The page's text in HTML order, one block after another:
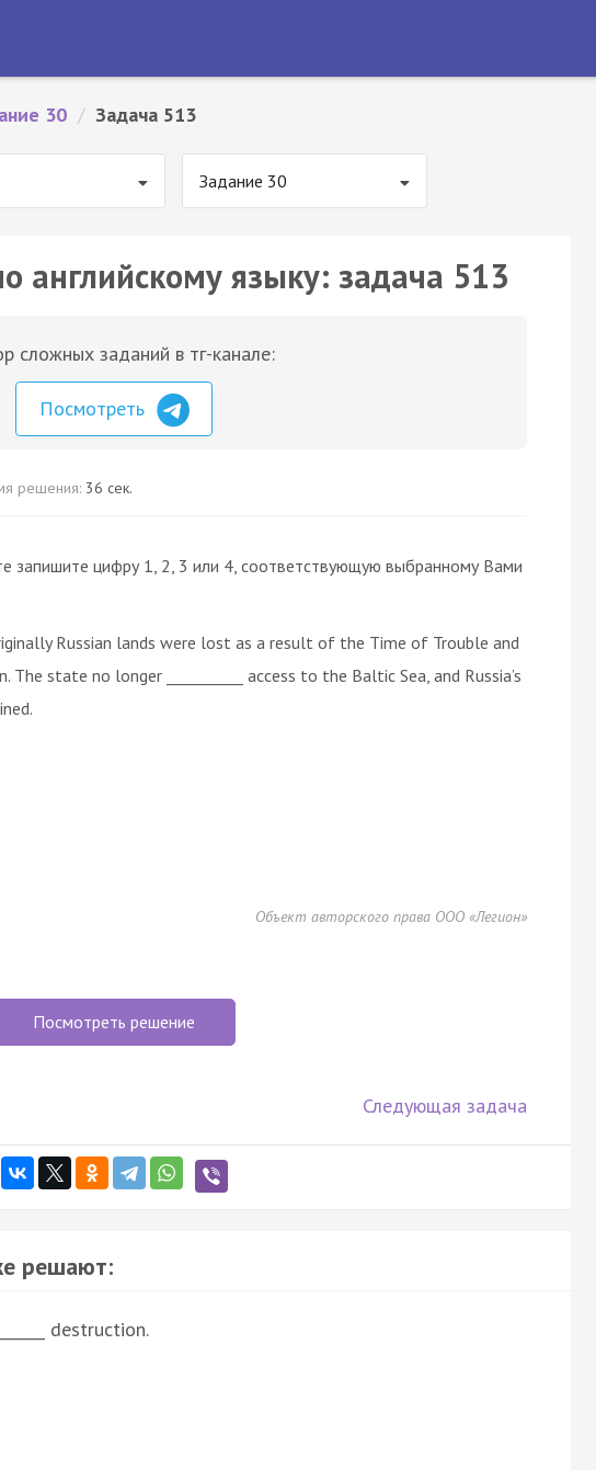
30 / Задача 513
Задание 30
английскому языку: задача 513
сложных заданий в тг-канале:
Посмотреть
решения: 36 сек.
запишите цифру 1, 2, 3 или 4, соответствующую выбранному Вами
Russian lands were lost as a result of the Time of Trouble and
state no longer __________ access to the Baltic Sea, and Russia’s
Объект авторского права ООО «Легион»
Посмотреть решение
Следующая задача
решают:
destruction.